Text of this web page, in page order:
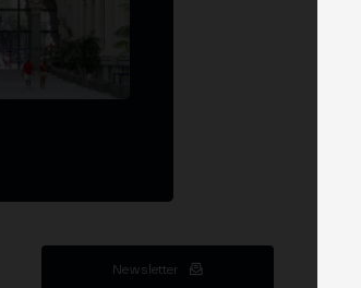
Newsletter